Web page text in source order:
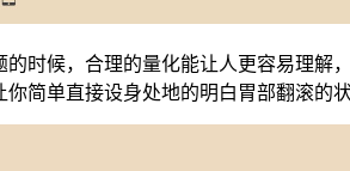
的时候，合理的量化能让人更容易理解
你简单直接设身处地的明白胃部翻滚的